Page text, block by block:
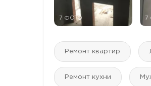
7 ФОТО 7
Ремонт квартир
Ремонт кухни